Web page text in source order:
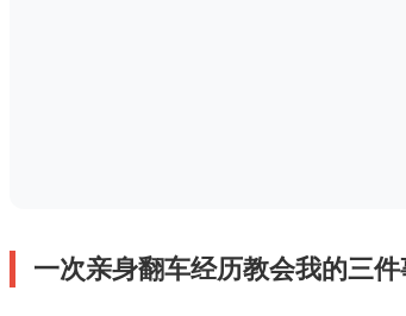
一次亲身翻车经历教会我的三件